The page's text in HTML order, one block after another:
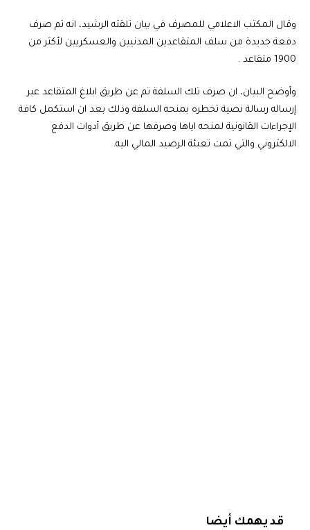
وقال المكتب الاعلامي للمصرف في بيان تلقته الرشيد، انه تم صرف
دفعة جديدة من سلف المتقاعدين المدنيين والعسكريين لأكثر من
1900 متقاعد .
وأوضح البيان، ان صرف تلك السلفة تم عن طريق ابلاغ المتقاعد عبر
إرساله رسالة نصية تخطره بمنحه السلفة وذلك بعد ان استكمل كافة
الإجراءات القانونية لمنحه اياها وصرفها عن طريق أدوات الدفع
الالكتروني والتي تمت تعبئة الرصيد المالي اليه.
قد يهمك أيضا